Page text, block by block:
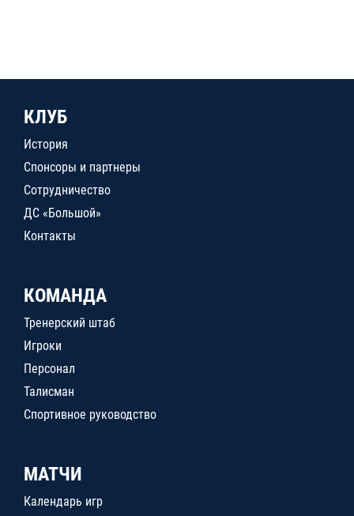
КЛУБ
История
Спонсоры и партнеры
Сотрудничество
ДС «Большой»
Контакты
КОМАНДА
Тренерский штаб
Игроки
Персонал
Талисман
Спортивное руководство
МАТЧИ
Календарь игр